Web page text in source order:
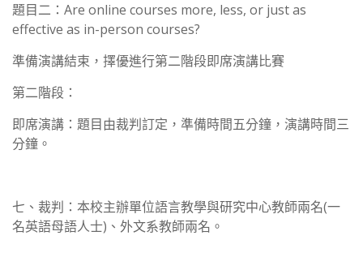
題目二：Are online courses more, less, or just as
effective as in-person courses?
準備演講結束，擇優進行第二階段即席演講比賽
第二階段：
即席演講：題目由裁判訂定，準備時間五分鐘，演講時間三
分鐘。
七、裁判：本校主辦單位語言教學與研究中心教師兩名(一
名英語母語人士)、外文系教師兩名。